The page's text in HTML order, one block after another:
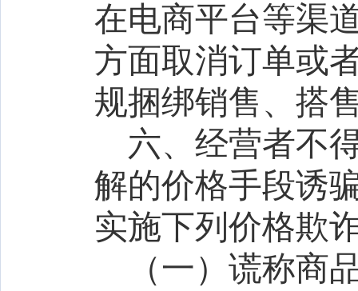
在电商平台等渠
方面取消订单或
规捆绑销售、搭
六、经营者不
解的价格手段诱
实施下列价格欺
（一）谎称商